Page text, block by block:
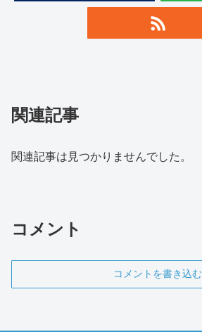
関連記事
関連記事は見つかりませんでした。
コメント
コメントを書き込む